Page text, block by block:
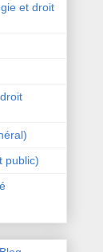
et droit
public)